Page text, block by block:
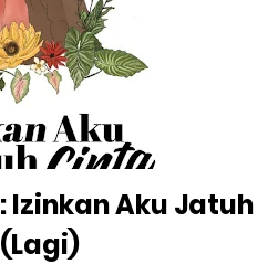
Izinkan Aku Jatuh